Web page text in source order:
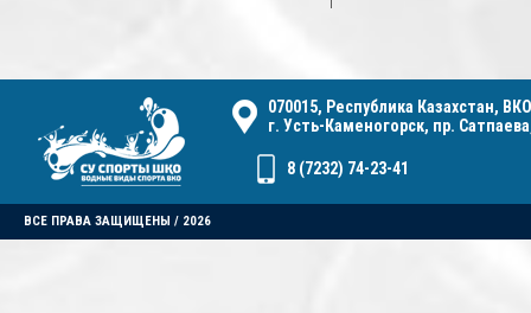
070015, Республика Казахстан,
г. Усть-Каменогорск, пр.
8 (7232) 74-23-41
ВСЕ ПРАВА ЗАЩИЩЕНЫ / 2026